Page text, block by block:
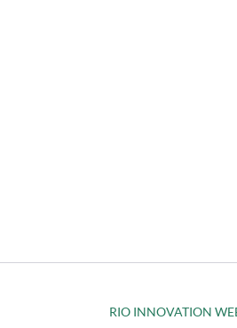
RIO INNOVATION